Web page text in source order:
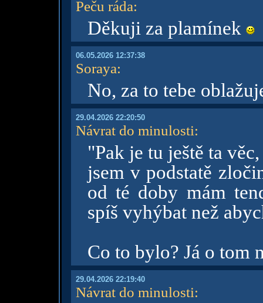
Peču ráda:
Děkuji za plamínek
06.05.2026 12:37:38
Soraya:
No, za to tebe
29.04.2026 22:20:50
Návrat do minulosti:
"Pak je tu ještě ta
jsem v podstatě
od té doby mám
spíš vyhýbat než
Co to bylo? Já o tom
29.04.2026 22:19:40
Návrat do minulosti: